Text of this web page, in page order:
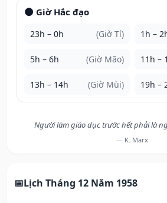
🌑 Giờ Hắc đạo
23h – 0h (Giờ Tí) 1h –
5h – 6h (Giờ Mão) 11h –
13h – 14h (Giờ Mùi) 19h –
Người làm giáo dục trước hết phải là
— K. Marx
Lịch Tháng 12 Năm 1958